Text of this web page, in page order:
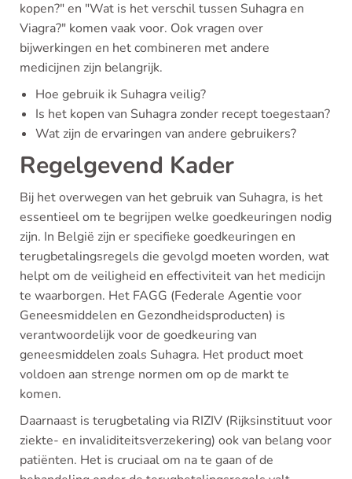
kopen?" en "Wat is het verschil tussen Suhagra en
Viagra?" komen vaak voor. Ook vragen over
bijwerkingen en het combineren met andere
medicijnen zijn belangrijk.
Hoe gebruik ik Suhagra veilig?
Is het kopen van Suhagra zonder recept toegestaan?
Wat zijn de ervaringen van andere gebruikers?
Regelgevend Kader
Bij het overwegen van het gebruik van Suhagra, is het
essentieel om te begrijpen welke goedkeuringen nodig
zijn. In België zijn er specifieke goedkeuringen en
terugbetalingsregels die gevolgd moeten worden, wat
helpt om de veiligheid en effectiviteit van het medicijn
te waarborgen. Het FAGG (Federale Agentie voor
Geneesmiddelen en Gezondheidsproducten) is
verantwoordelijk voor de goedkeuring van
geneesmiddelen zoals Suhagra. Het product moet
voldoen aan strenge normen om op de markt te
komen.
Daarnaast is terugbetaling via RIZIV (Rijksinstituut voor
ziekte- en invaliditeitsverzekering) ook van belang voor
patiënten. Het is cruciaal om na te gaan of de